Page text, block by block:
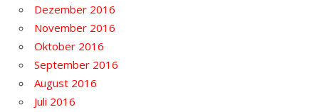
Dezember 2016
November 2016
Oktober 2016
September 2016
August 2016
Juli 2016